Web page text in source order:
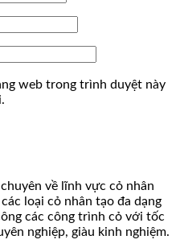
web trong trình duyệt này
về lĩnh vực cỏ nhân
loại cỏ nhân tạo đa dạng
các công trình cỏ với tốc
nghiệp, giàu kinh nghiệm.